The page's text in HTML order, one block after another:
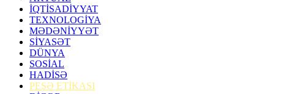
İQTİSADİYYAT
TEXNOLOGİYA
MƏDƏNİYYƏT
SİYASƏT
DÜNYA
SOSİAL
HADİSƏ
PEŞƏ ETİKASI